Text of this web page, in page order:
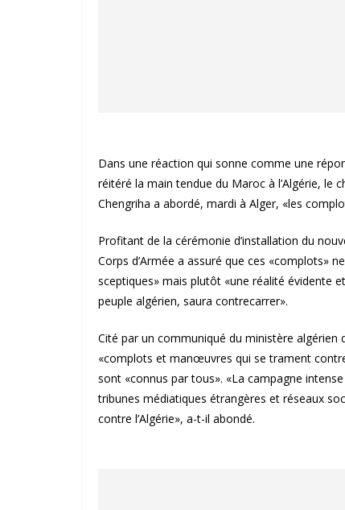
Dans une réaction qui sonne comme une
réitéré la main tendue du Maroc à l’Algérie, le
Chengriha a abordé, mardi à Alger, «les
Profitant de la cérémonie d’installation du
Corps d’Armée a assuré que ces «complots»
sceptiques» mais plutôt «une réalité évidente
peuple algérien, saura contrecarrer».
Cité par un communiqué du ministère algérien
«complots et manœuvres qui se trament
sont «connus par tous». «La campagne
tribunes médiatiques étrangères et réseaux
contre l’Algérie», a-t-il abondé.